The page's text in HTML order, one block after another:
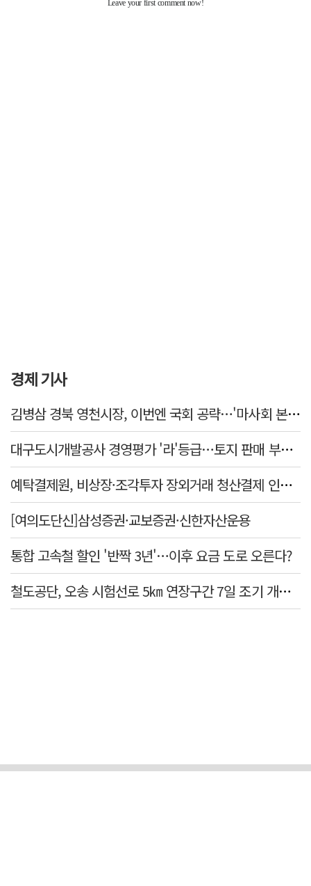
경제 기사
김병삼 경북 영천시장, 이번엔 국회 공략…'마사회 본사 이전·광역교통망 확충' 요청
대구도시개발공사 경영평가 '라'등급…토지 판매 부진에 1년 만에 두 단계 '뚝'
예탁결제원, 비상장·조각투자 장외거래 청산결제 인프라 구축 착수…연내 가동
[여의도단신]삼성증권·교보증권·신한자산운용
통합 고속철 할인 '반짝 3년'…이후 요금 도로 오른다?
철도공단, 오송 시험선로 5㎞ 연장구간 7일 조기 개통…LA 메트로 사업 지원